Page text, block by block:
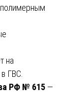
на
ГВС.
РФ № 615 —